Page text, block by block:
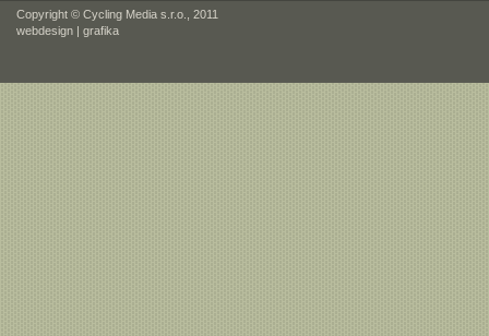
Copyright © Cycling Media s.r.o., 2011
webdesign | grafika